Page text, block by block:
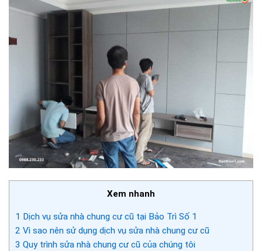
Xem nhanh
1 Dịch vụ sửa nhà chung cư cũ tại Bảo Trì Số 1
2 Vì sao nên sử dụng dịch vụ sửa nhà chung cư cũ
3 Quy trình sửa nhà chung cư cũ của chúng tôi